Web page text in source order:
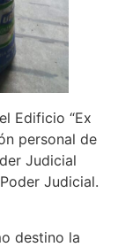
Edificio “Ex
personal de
Judicial
Judicial.
destino la